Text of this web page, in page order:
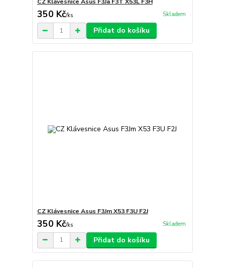
350 Kč/ks Skladem
Přidat do košíku
CZ Klávesnice Asus F3Jm X53 F3U F2J
350 Kč/ks Skladem
Přidat do košíku